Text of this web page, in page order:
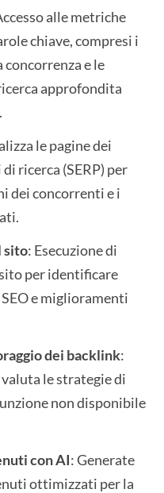
alle metriche
chiave, compresi i
e le
approfondita
le pagine dei
ricerca (SERP) per
dei concorrenti e i
sito: Esecuzione di
per identificare
e miglioramenti
dei backlink:
le strategie di
non disponibile
con AI: Generate
ottimizzati per la